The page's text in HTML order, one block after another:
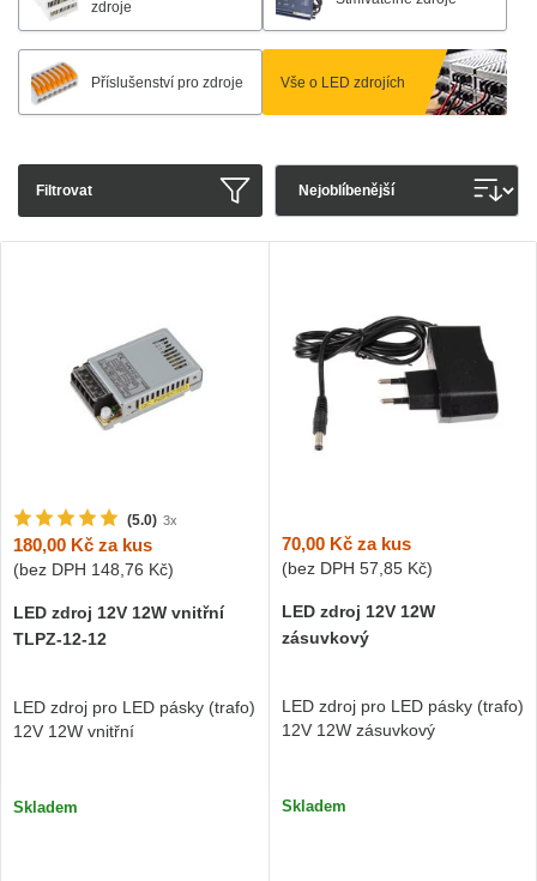
zdroje
Příslušenství pro zdroje Vše o LED zdrojích
Filtrovat
(5.0) 3x
180,00 Kč za kus
(bez DPH 148,76 Kč)
LED zdroj 12V 12W vnitřní
TLPZ-12-12
LED zdroj pro LED pásky (trafo)
12V 12W vnitřní
Skladem
70,00 Kčza kus
(bez DPH 57,85 Kč)
LED zdroj 12V 12W
zásuvkový
LED zdroj pro LED pásky (trafo)
12V 12W zásuvkový
Skladem